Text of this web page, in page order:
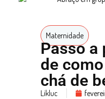
Maternidade
Passo a
de
chá de
Likluc